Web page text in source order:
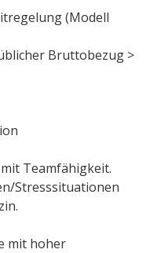
(Modell
Bruttobezug >
Teamfähigkeit.
Stresssituationen
mit hoher